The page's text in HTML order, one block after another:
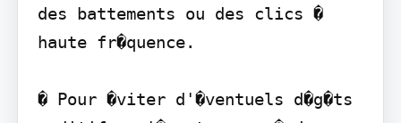
des battements ou des clics �
haute fr�quence.
� Pour �viter d'�ventuels d�g�ts